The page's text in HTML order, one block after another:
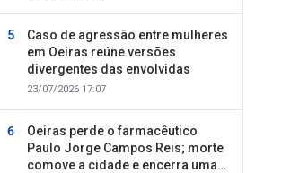
Caso de agressão entre mulheres
em Oeiras reúne versões
divergentes das envolvidas
23/07/2026 17:07
Oeiras perde o farmacêutico
Paulo Jorge Campos Reis; morte
comove a cidade e encerra uma